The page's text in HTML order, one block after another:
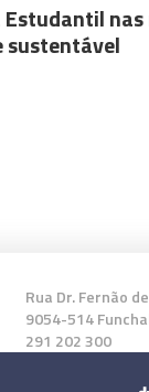
sustentável
Rua Dr. Fernão
9054-514
291 202 300